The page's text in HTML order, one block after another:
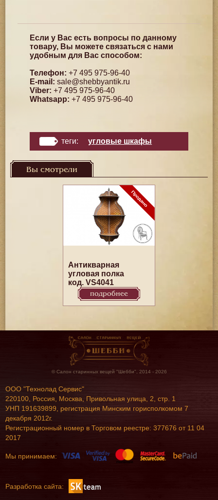
Если у Вас есть вопросы по данному
товару, Вы можете связаться с нами
удобным для Вас способом:
Телефон: +7 495 975-96-40
E-mail: sale@shebbyantik.ru
Viber: +7 495 975-96-40
Whatsapp: +7 495 975-96-40
теги: угловые шкафы
Вы смотрели
Антикварная
угловая полка
код. VS4041
подробнее
© Салон старинных вещей "Шебби", 2014 - 2026
ООО "Технолад Сервис"
220100, Россия, Москва, Привольная улица, 2, стр. 1
УНП 191639899, регистрация Минским горисполкомом 7
декабря 2012г.
Регистрационный номер в Торговом реестре: 377676 от 11 04
2017
Мы принимаем:
Разработка сайта: